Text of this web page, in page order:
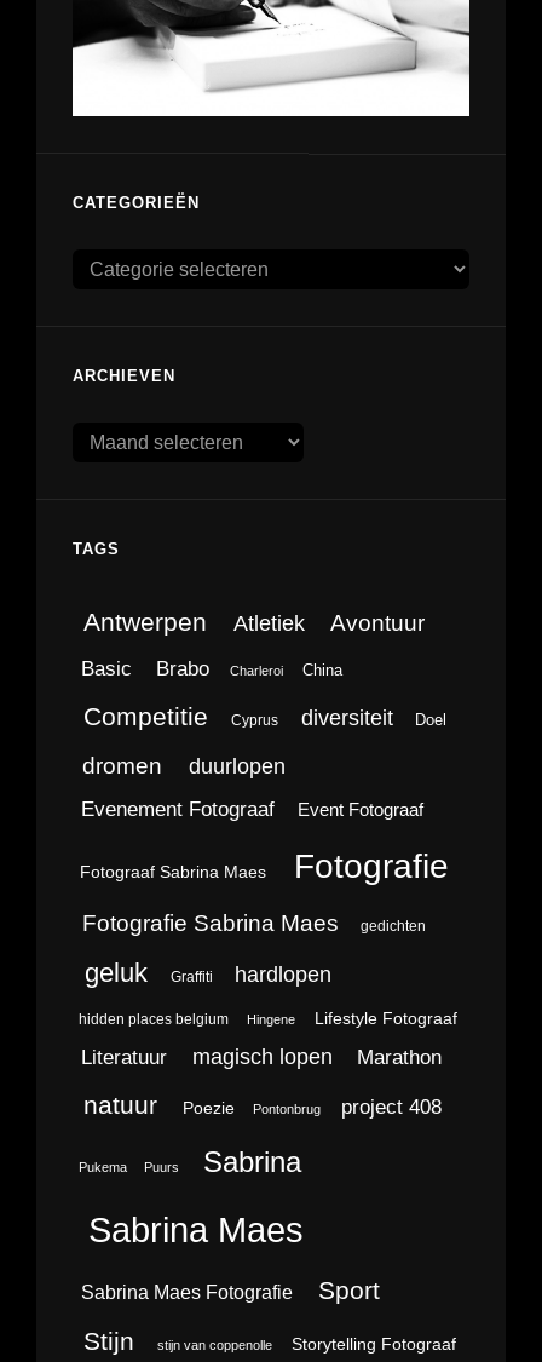
CATEGORIEËN
Categorieën
ARCHIEVEN
Archieven
TAGS
Antwerpen Atletiek Avontuur
Basic Brabo Charleroi China
Competitie Cyprus diversiteit Doel
dromen duurlopen
Evenement Fotograaf Event Fotograaf
Fotograaf Sabrina Maes Fotografie
Fotografie Sabrina Maes gedichten
geluk Graffiti hardlopen
hidden places belgium Hingene Lifestyle Fotograaf
Literatuur magisch lopen Marathon
natuur Poezie Pontonbrug project 408
Pukema Puurs Sabrina
Sabrina Maes
Sabrina Maes Fotografie Sport
Stijn stijn van coppenolle Storytelling Fotograaf